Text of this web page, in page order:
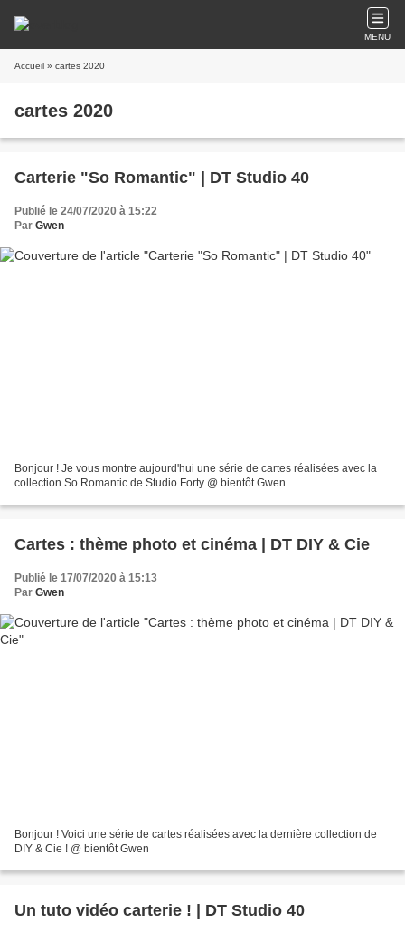
MENU
Accueil » cartes 2020
cartes 2020
Carterie "So Romantic" | DT Studio 40
Publié le 24/07/2020 à 15:22
Par Gwen
Bonjour ! Je vous montre aujourd'hui une série de cartes réalisées avec la
collection So Romantic de Studio Forty @ bientôt Gwen
Cartes : thème photo et cinéma | DT DIY & Cie
Publié le 17/07/2020 à 15:13
Par Gwen
Bonjour ! Voici une série de cartes réalisées avec la dernière collection de
DIY & Cie ! @ bientôt Gwen
Un tuto vidéo carterie ! | DT Studio 40